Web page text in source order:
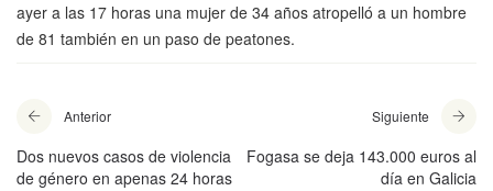
ayer a las 17 horas una mujer de 34 años atropelló a un hombre
de 81 también en un paso de peatones.
Anterior
Dos nuevos casos de violencia
de género en apenas 24 horas
Siguiente
Fogasa se deja 143.000 euros al
día en Galicia